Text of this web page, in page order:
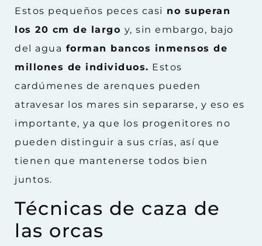
Estos pequeños peces casi no superan
los 20 cm de largo y, sin embargo, bajo
del agua forman bancos inmensos de
millones de individuos. Estos
cardúmenes de arenques pueden
atravesar los mares sin separarse, y eso es
importante, ya que los progenitores no
pueden distinguir a sus crías, así que
tienen que mantenerse todos bien
juntos.
Técnicas de caza de
las orcas